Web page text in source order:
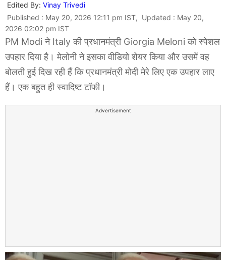
Edited By: Vinay Trivedi
Published : May 20, 2026 12:11 pm IST, Updated : May 20,
2026 02:02 pm IST
PM Modi ने Italy की प्रधानमंत्री Giorgia Meloni को स्पेशल
उपहार दिया है। मेलोनी ने इसका वीडियो शेयर किया और उसमें वह
बोलती हुई दिख रही हैं कि प्रधानमंत्री मोदी मेरे लिए एक उपहार लाए
हैं। एक बहुत ही स्वादिष्ट टॉफी।
Advertisement